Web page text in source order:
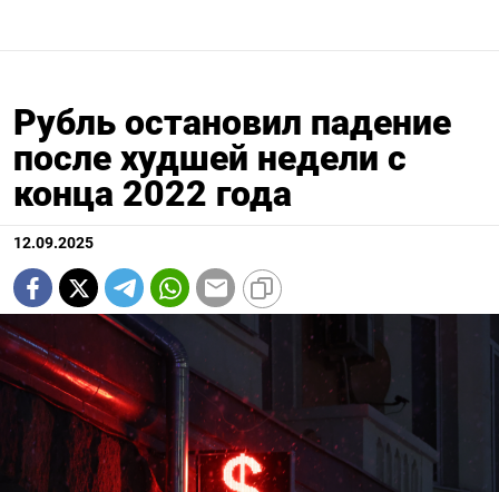
Рубль остановил падение
после худшей недели c
конца 2022 года
12.09.2025